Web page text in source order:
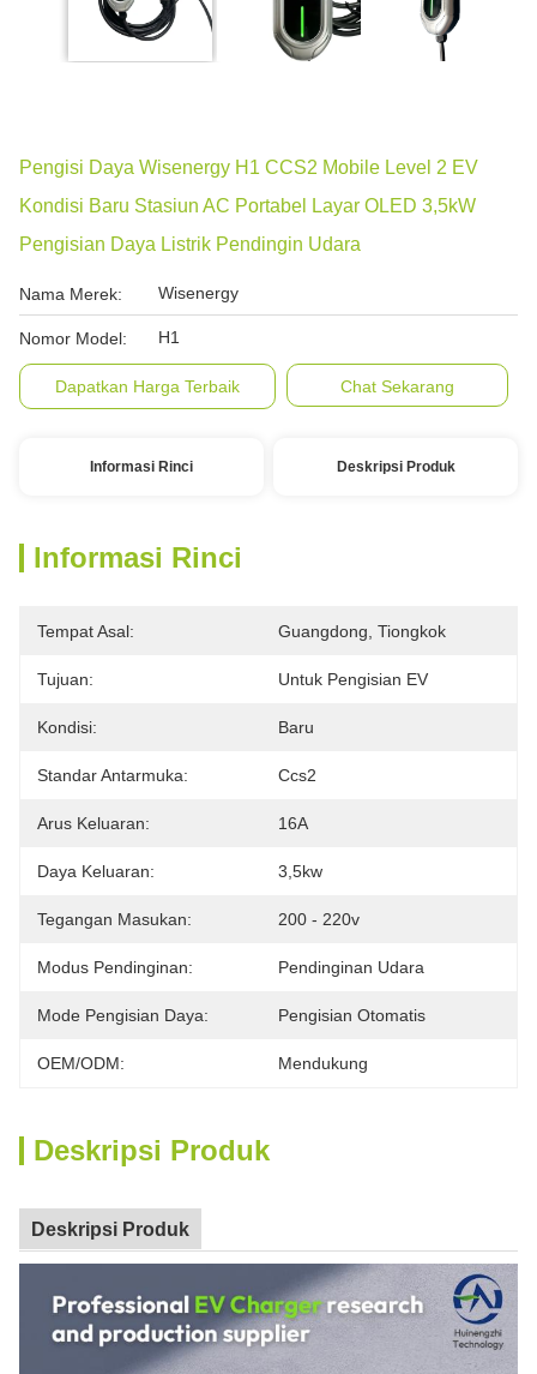
Pengisi Daya Wisenergy H1 CCS2 Mobile Level 2 EV
Kondisi Baru Stasiun AC Portabel Layar OLED 3,5kW
Pengisian Daya Listrik Pendingin Udara
Nama Merek: Wisenergy
Nomor Model: H1
Dapatkan Harga Terbaik Chat Sekarang
Informasi Rinci Deskripsi Produk
Informasi Rinci
Tempat Asal: Guangdong, Tiongkok
Tujuan: Untuk Pengisian EV
Kondisi: Baru
Standar Antarmuka: Ccs2
Arus Keluaran: 16A
Daya Keluaran: 3,5kw
Tegangan Masukan: 200 - 220v
Modus Pendinginan: Pendinginan Udara
Mode Pengisian Daya: Pengisian Otomatis
OEM/ODM: Mendukung
Deskripsi Produk
Deskripsi Produk